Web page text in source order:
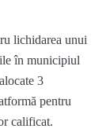
lichidarea unui
în municipiul
3
pentru
calificat.